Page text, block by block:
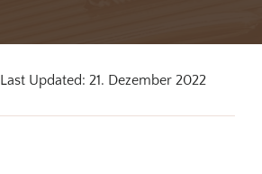
Last Updated: 21. Dezember 2022